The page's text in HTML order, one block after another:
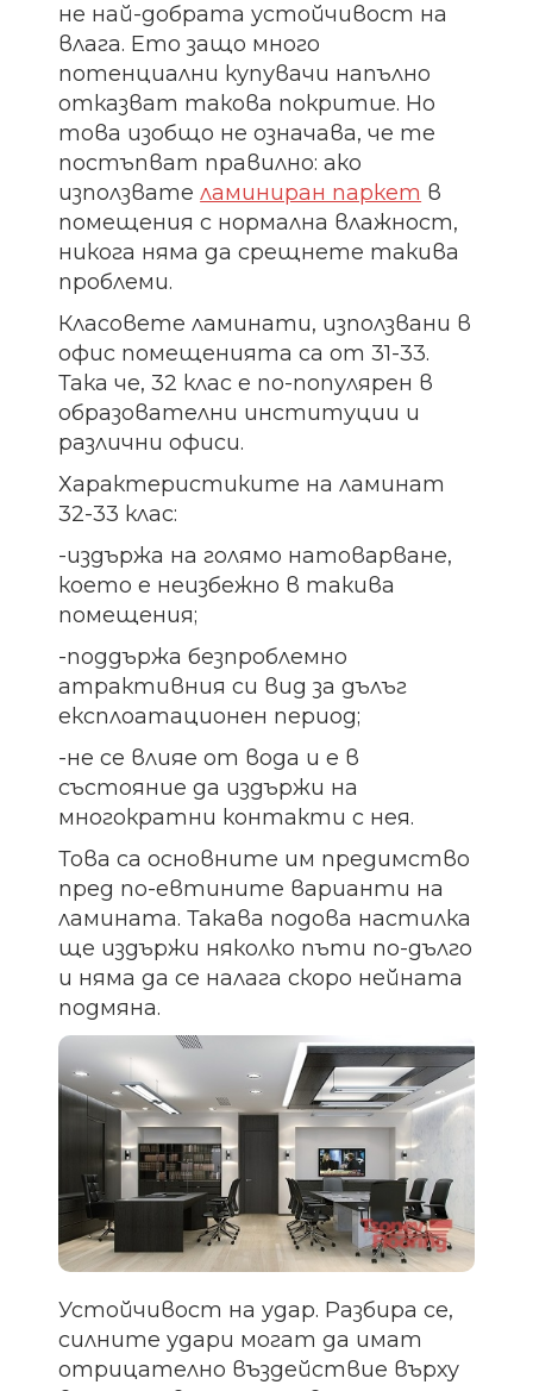
не най-добрата устойчивост на
влага. Ето защо много
потенциални купувачи напълно
отказват такова покритие. Но
това изобщо не означава, че те
постъпват правилно: ако
използвателаминиран паркет в
помещения с нормална влажност,
никога няма да срещнете такива
проблеми.
Класовете ламинати, използвани в
офис помещенията са от 31-33.
Така че, 32 клас е по-популярен в
образователни институции и
различни офиси.
Характеристиките на ламинат
32-33 клас:
-издържа на голямо натоварване,
което е неизбежно в такива
помещения;
-поддържа безпроблемно
атрактивния си вид за дълъг
експлоатационен период;
-не се влияе от вода и е в
състояние да издържи на
многократни контакти с нея.
Това са основните им предимство
пред по-евтините варианти на
ламината. Такава подова настилка
ще издържи няколко пъти по-дълго
и няма да се налага скоро нейната
подмяна.
Устойчивост на удар. Разбира се,
силните удари могат да имат
отрицателно въздействие върху